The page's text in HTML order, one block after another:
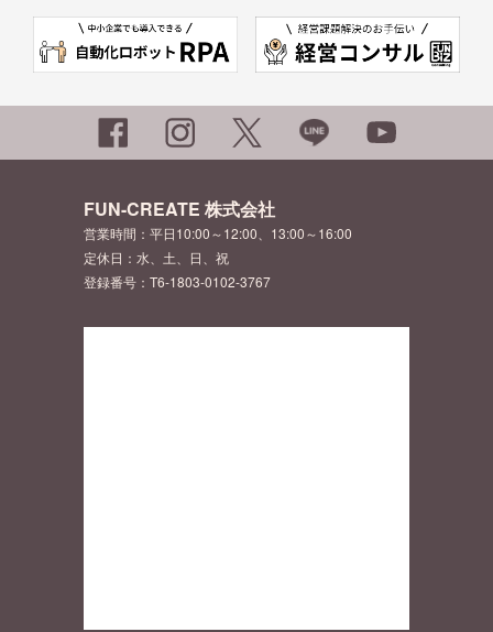
FUN-CREATE 株式会社
営業時間：平日10:00～12:00、13:00～16:00
定休日：水、土、日、祝
登録番号：T6-1803-0102-3767